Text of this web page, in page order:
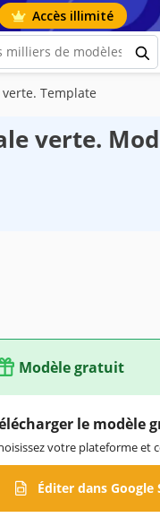
Accès illimité
Template
verte.
Modèle gratuit
le modèle
votre plateforme et
Éditer dans Google